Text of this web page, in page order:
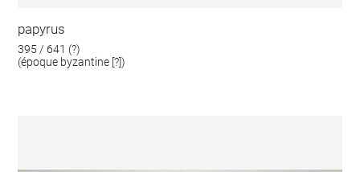
papyrus
395 / 641 (?)
(époque byzantine [?])